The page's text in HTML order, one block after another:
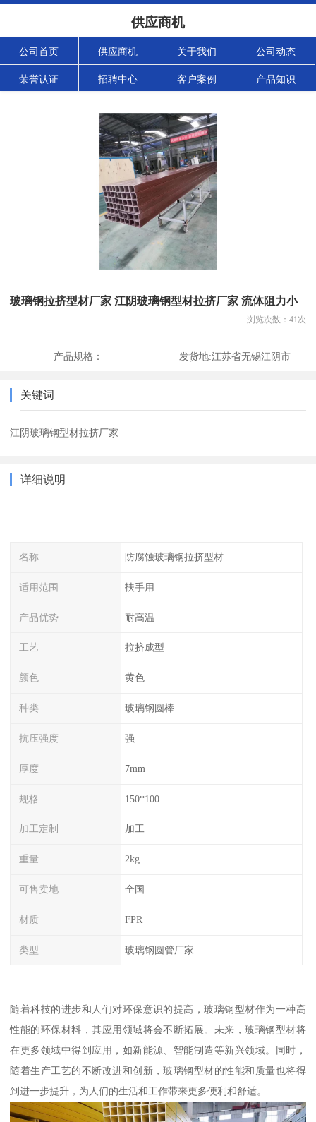
供应商机
公司首页 供应商机 关于我们 公司动态
荣誉认证 招聘中心 客户案例 产品知识
玻璃钢拉挤型材厂家 江阴玻璃钢型材拉挤厂家 流体阻力小
浏览次数： 41次
产品规格： 发货地:江苏省无锡江阴市
关键词
江阴玻璃钢型材拉挤厂家
详细说明
名称 防腐蚀玻璃钢拉挤型材
适用范围 扶手用
产品优势 耐高温
工艺 拉挤成型
颜色 黄色
种类 玻璃钢圆棒
抗压强度 强
厚度 7mm
规格 150*100
加工定制 加工
重量 2kg
可售卖地 全国
材质 FPR
类型 玻璃钢圆管厂家
随着科技的进步和人们对环保意识的提高，玻璃钢型材作为一种高
性能的环保材料，其应用领域将会不断拓展。未来，玻璃钢型材将
在更多领域中得到应用，如新能源、智能制造等新兴领域。同时，
随着生产工艺的不断改进和创新，玻璃钢型材的性能和质量也将得
到进一步提升，为人们的生活和工作带来更多便利和舒适。